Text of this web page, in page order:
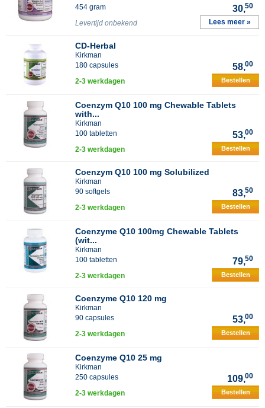
454 gram
30,50
Levertijd onbekend Lees meer »
CD-Herbal
Kirkman
180 capsules
58,00
2-3 werkdagen Bestellen
Coenzym Q10 100 mg Chewable Tablets
with...
Kirkman
100 tabletten
53,00
2-3 werkdagen Bestellen
Coenzym Q10 100 mg Solubilized
Kirkman
90 softgels
83,50
2-3 werkdagen Bestellen
Coenzyme Q10 100mg Chewable Tablets
(wit...
Kirkman
100 tabletten
79,50
2-3 werkdagen Bestellen
Coenzyme Q10 120 mg
Kirkman
90 capsules
53,00
2-3 werkdagen Bestellen
Coenzyme Q10 25 mg
Kirkman
250 capsules
109,00
2-3 werkdagen Bestellen